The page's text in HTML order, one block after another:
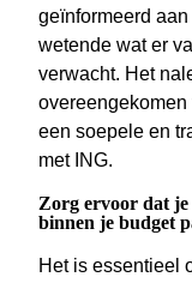
geïnformeerd
wetende wat er
verwacht. Het
een soepele en
met ING.
Zorg ervoor dat je
binnen je budget
Het is essentieel